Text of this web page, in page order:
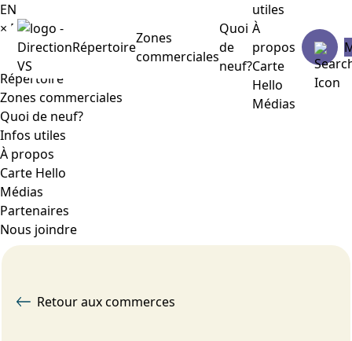
Répertoire
Zones
commerciales
Quoi
de
neuf?
utiles
À
propos
Carte
Hello
Médias
EN
× Menu
Répertoire
Zones commerciales
Quoi de neuf?
Infos utiles
À propos
Carte Hello
Médias
Partenaires
Nous joindre
Retour aux commerces